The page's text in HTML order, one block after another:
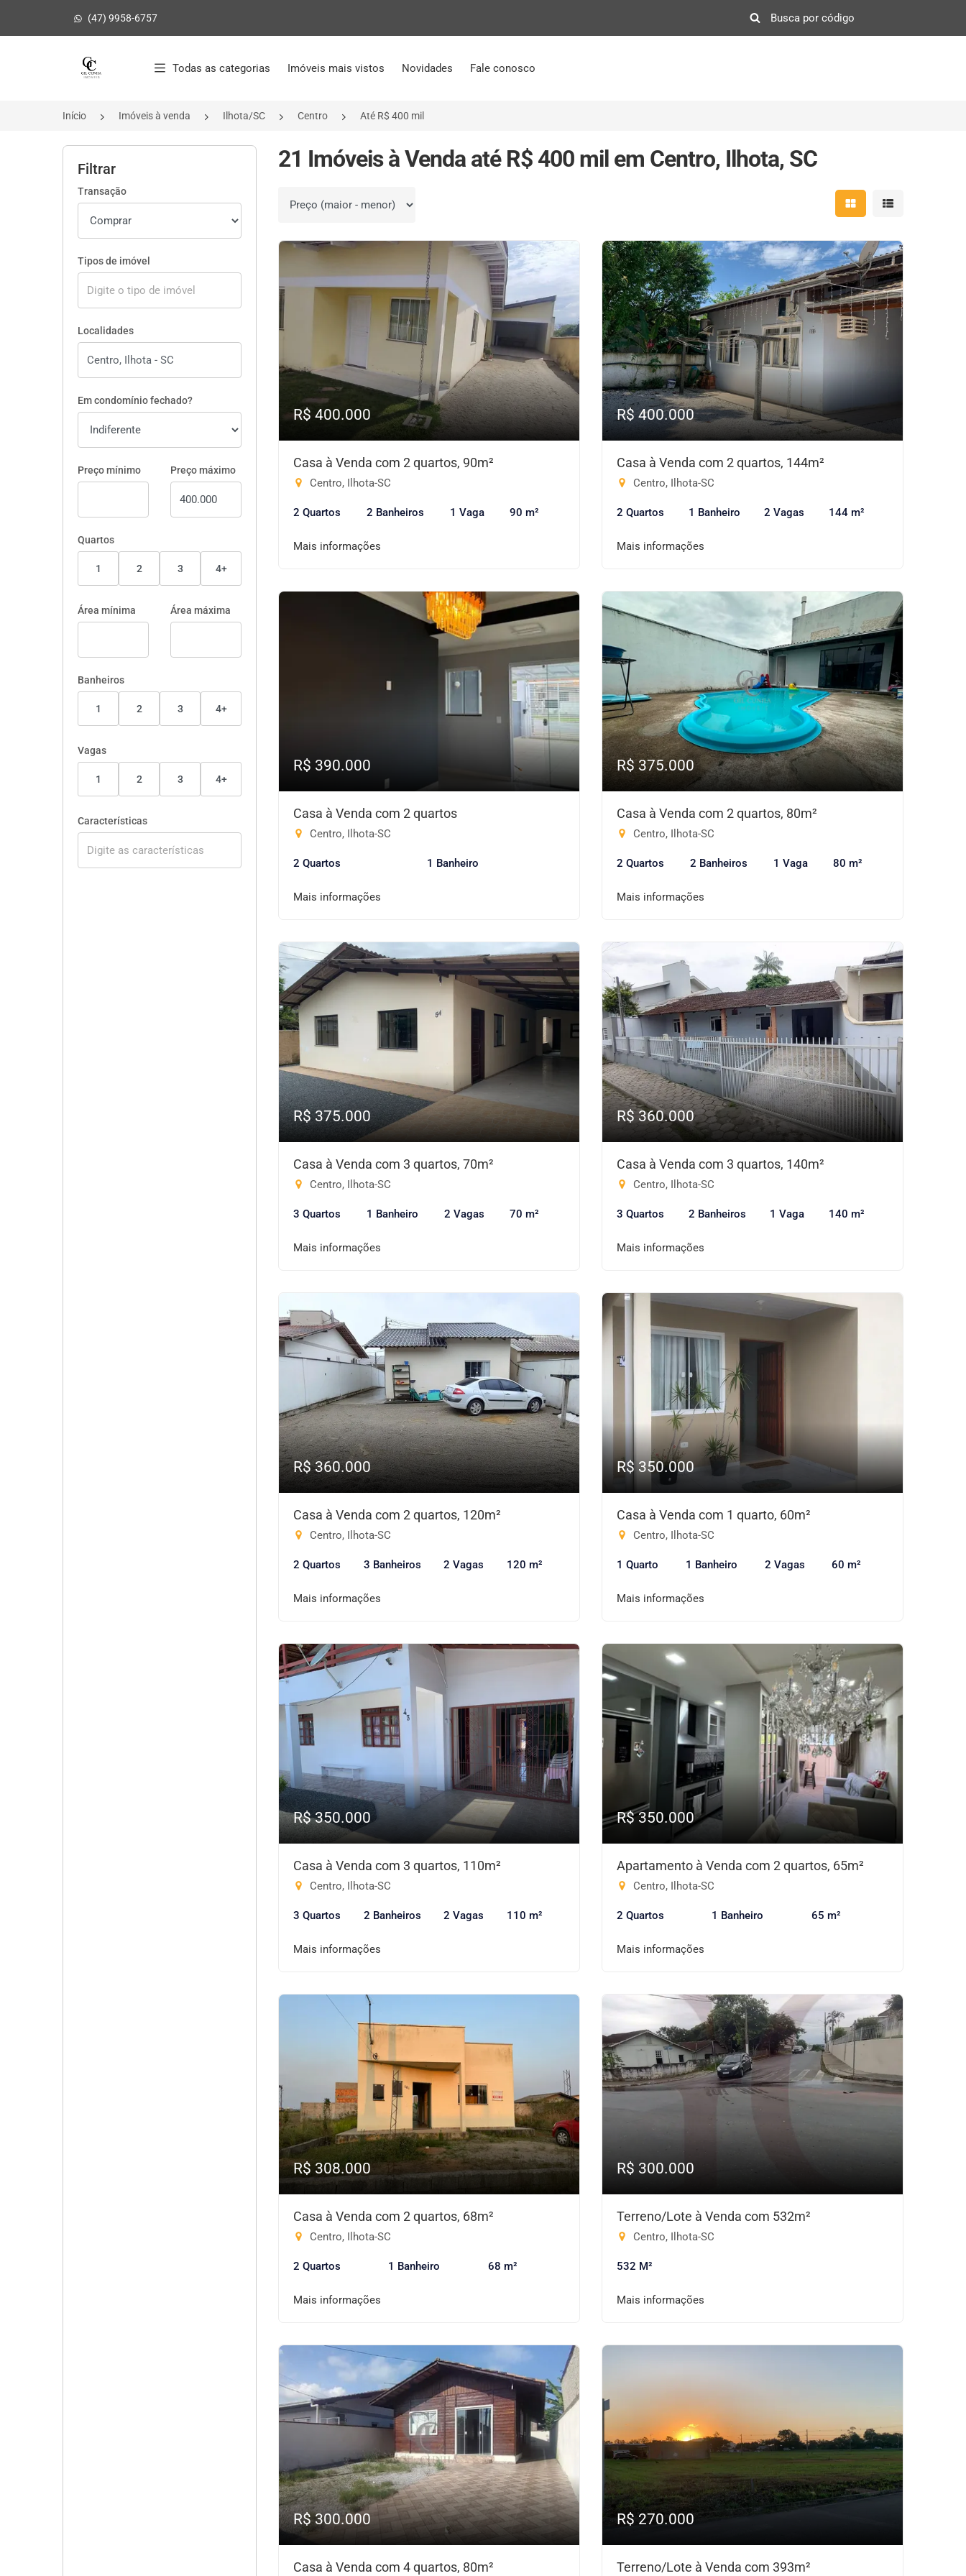
(47) 9958-6757
Página inicial
Todas as categorias Imóveis mais vistos Novidades Fale conosco
Início Imóveis à venda Ilhota/SC Centro Até R$ 400 mil
Filtrar
Transação
Tipos de imóvel
Localidades
Em condomínio fechado?
Preço mínimo Preço máximo
Quartos
1 2 3 4+
Área mínima Área máxima
Banheiros
1 2 3 4+
Vagas
1 2 3 4+
Características
21 Imóveis à Venda até R$ 400 mil em Centro, Ilhota, SC
Ordenar por Mostrar resultados em
Mostrar
R$ 400.000
Casa à Venda com 2 quartos, 90m²
Centro, Ilhota-SC
2 Quartos 2 Banheiros 1 Vaga 90 m²
Mais informações
R$ 400.000
Casa à Venda com 2 quartos, 144m²
Centro, Ilhota-SC
2 Quartos 1 Banheiro 2 Vagas 144 m²
Mais informações
R$ 390.000
Casa à Venda com 2 quartos
Centro, Ilhota-SC
2 Quartos 1 Banheiro
Mais informações
R$ 375.000
Casa à Venda com 2 quartos, 80m²
Centro, Ilhota-SC
2 Quartos 2 Banheiros 1 Vaga 80 m²
Mais informações
R$ 375.000
Casa à Venda com 3 quartos, 70m²
Centro, Ilhota-SC
3 Quartos 1 Banheiro 2 Vagas 70 m²
Mais informações
R$ 360.000
Casa à Venda com 3 quartos, 140m²
Centro, Ilhota-SC
3 Quartos 2 Banheiros 1 Vaga 140 m²
Mais informações
R$ 360.000
Casa à Venda com 2 quartos, 120m²
Centro, Ilhota-SC
2 Quartos 3 Banheiros 2 Vagas 120 m²
Mais informações
R$ 350.000
Casa à Venda com 1 quarto, 60m²
Centro, Ilhota-SC
1 Quarto 1 Banheiro 2 Vagas 60 m²
Mais informações
R$ 350.000
Casa à Venda com 3 quartos, 110m²
Centro, Ilhota-SC
3 Quartos 2 Banheiros 2 Vagas 110 m²
Mais informações
R$ 350.000
Apartamento à Venda com 2 quartos, 65m²
Centro, Ilhota-SC
2 Quartos 1 Banheiro 65 m²
Mais informações
R$ 308.000
Casa à Venda com 2 quartos, 68m²
Centro, Ilhota-SC
2 Quartos 1 Banheiro 68 m²
Mais informações
R$ 300.000
Terreno/Lote à Venda com 532m²
Centro, Ilhota-SC
532 M²
Mais informações
R$ 300.000
Casa à Venda com 4 quartos, 80m²
R$ 270.000
Terreno/Lote à Venda com 393m²